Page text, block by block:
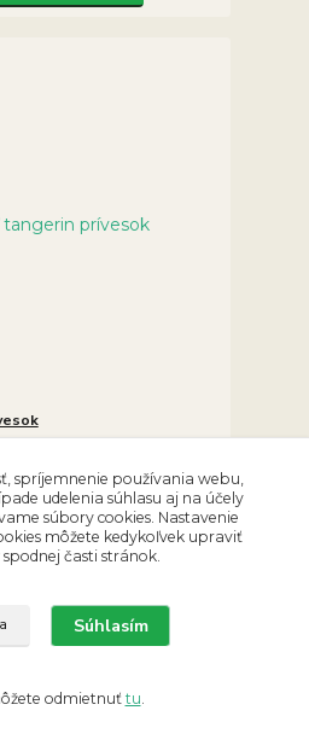
Skladom 1 ks
do košíka
spríjemnenie používania webu,
udelenia súhlasu aj na účely
súbory cookies. Nastavenie
môžete kedykoľvek upraviť
časti stránok.
Súhlasím
odmietnuť tu.